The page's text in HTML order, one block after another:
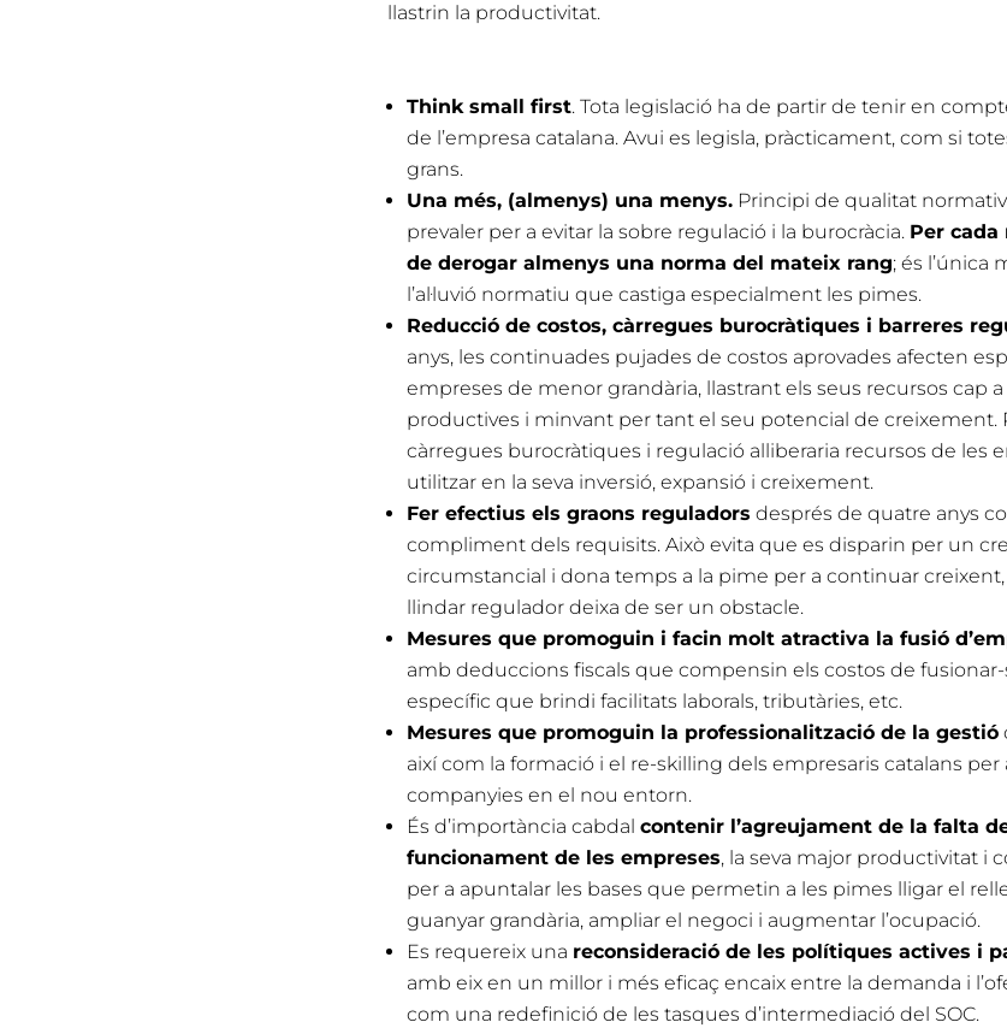
llastrin la productivitat.
Think small first. Tota legislació ha de partir de tenir en
de l’empresa catalana. Avui es legisla, pràcticament, com si
grans.
Una més, (almenys) una menys. Principi de qualitat
prevaler per a evitar la sobre regulació i la burocràcia. Per cada
de derogar almenys una norma del mateix rang; és l’única
l’al·luvió normatiu que castiga especialment les pimes.
Reducció de costos, càrregues burocràtiques i barreres
anys, les continuades pujades de costos aprovades afecten
empreses de menor grandària, llastrant els seus recursos cap
productives i minvant per tant el seu potencial de creixement.
càrregues burocràtiques i regulació alliberaria recursos de les
utilitzar en la seva inversió, expansió i creixement.
Fer efectius els graons reguladors després de quatre anys
compliment dels requisits. Això evita que es disparin per un
circumstancial i dona temps a la pime per a continuar creixent,
llindar regulador deixa de ser un obstacle.
Mesures que promoguin i facin molt atractiva la fusió
amb deduccions fiscals que compensin els costos de
específic que brindi facilitats laborals, tributàries, etc.
Mesures que promoguin la professionalització de la gestió
així com la formació i el re-skilling dels empresaris catalans per
companyies en el nou entorn.
És d’importància cabdal contenir l’agreujament de la falta
funcionament de les empreses, la seva major productivitat i
per a apuntalar les bases que permetin a les pimes lligar el
guanyar grandària, ampliar el negoci i augmentar l’ocupació.
Es requereix una reconsideració de les polítiques actives i
amb eix en un millor i més eficaç encaix entre la demanda i
com una redefinició de les tasques d’intermediació del SOC.